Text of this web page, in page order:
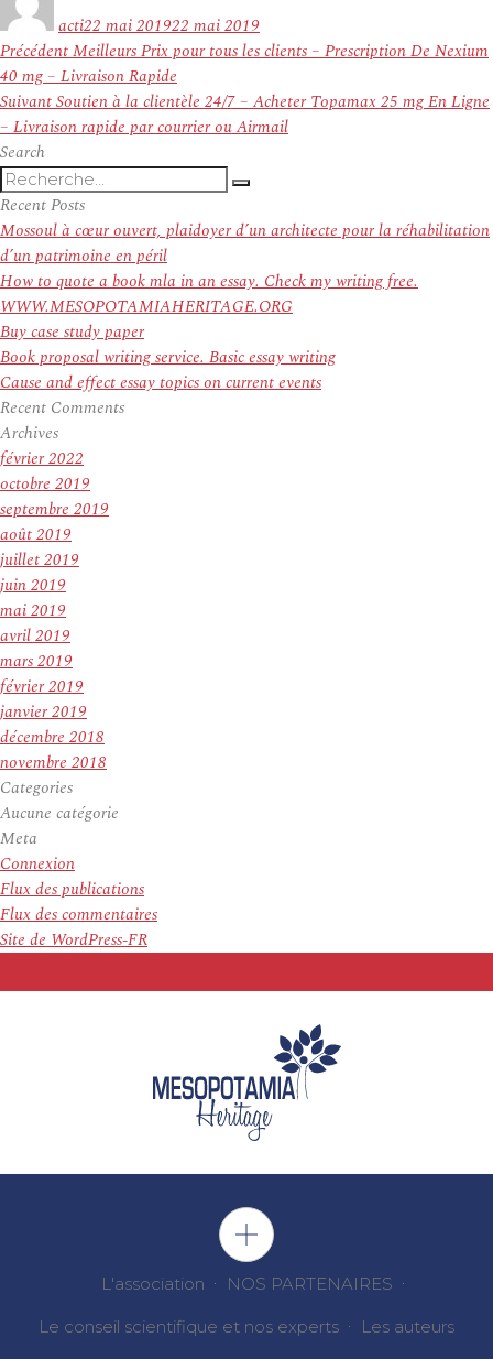
actile
22 mai 201922 mai 2019
Navigation
de
l’article
PrécédentArticle
précédent :
Meilleurs Prix pour tous les clients – Prescription De Nexium
40 mg – Livraison Rapide
SuivantArticle
suivant :
Soutien à la clientèle 24/7 – Acheter Topamax 25 mg En Ligne
– Livraison rapide par courrier ou Airmail
Search
Recherche
pour
:
Recherche
Recent Posts
Mossoul à cœur ouvert, plaidoyer d’un architecte pour la réhabilitation
d’un patrimoine en péril
How to quote a book mla in an essay. Check my writing free.
WWW.MESOPOTAMIAHERITAGE.ORG
Buy case study paper
Book proposal writing service. Basic essay writing
Cause and effect essay topics on current events
Recent Comments
Archives
février 2022
octobre 2019
septembre 2019
août 2019
juillet 2019
juin 2019
mai 2019
avril 2019
mars 2019
février 2019
janvier 2019
décembre 2018
novembre 2018
Categories
Aucune catégorie
Meta
Connexion
Flux des publications
Flux des commentaires
Site de WordPress-FR
L'association NOS PARTENAIRES
Le conseil scientifique et nos experts Les auteurs